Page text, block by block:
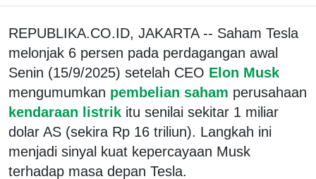
REPUBLIKA.CO.ID, JAKARTA -- Saham Tesla
melonjak 6 persen pada perdagangan awal
Senin (15/9/2025) setelah CEO Elon Musk
mengumumkan pembelian saham perusahaan
kendaraan listrik itu senilai sekitar 1 miliar
dolar AS (sekira Rp 16 triliun). Langkah ini
menjadi sinyal kuat kepercayaan Musk
terhadap masa depan Tesla.